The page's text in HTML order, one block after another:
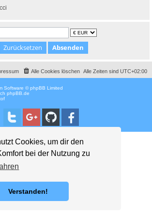
Cookies, um dir den
bei der Nutzung zu
Verstanden!
Alle Zeiten sind UTC+02:00
Alle Cookies löschen
Software © phpBB Limited
phpBB.de